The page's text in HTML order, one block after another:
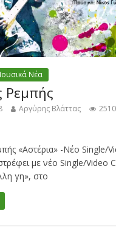
Νέα
Ρεμπής
Αργύρης Βλάττας
«Αστέρια» -Νέο Single/
με νέο Single/Video
γη», στο